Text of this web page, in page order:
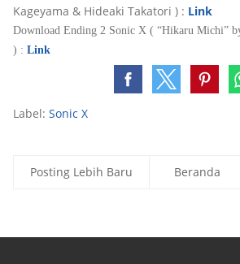
Kageyama & Hideaki Takatori ) : Link
Download Ending 2 Sonic X ( “Hikaru Michi”
) : Link
Label: Sonic X
Posting Lebih Baru Beranda